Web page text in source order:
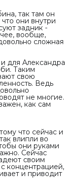
так там он
они внутри
задник -
вообще,
сложная
для Александра
Таким
свою
Ведь
не многие.
как сам
что сейчас и
влипли во
они руками
Сейчас
своим
концентрацией,
и приводит